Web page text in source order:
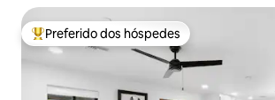
Entre os melhores preferidos dos hóspedes
Preferido dos hóspedes